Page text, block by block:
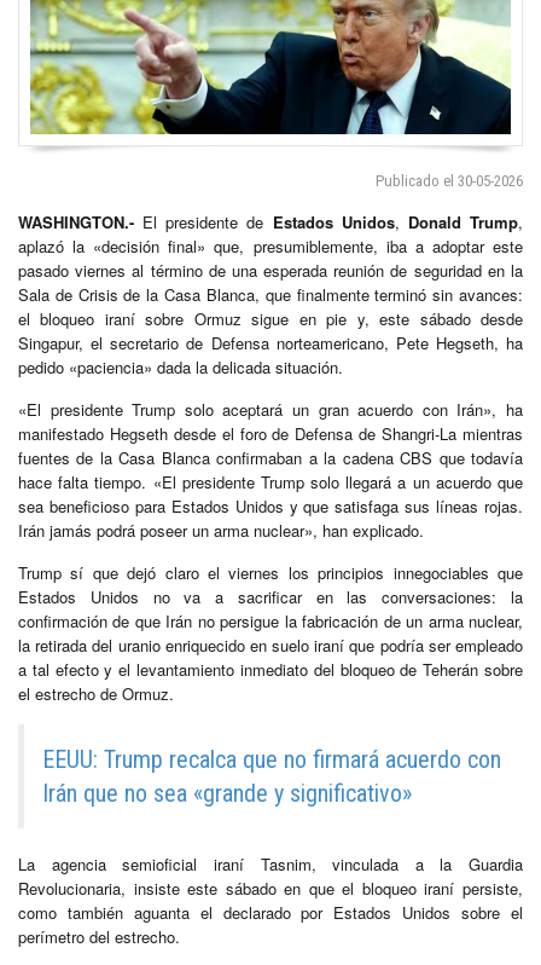
Publicado el 30-05-2026
WASHINGTON.- El presidente de Estados Unidos, Donald Trump,
aplazó la «decisión final» que, presumiblemente, iba a adoptar este
pasado viernes al término de una esperada reunión de seguridad en la
Sala de Crisis de la Casa Blanca, que finalmente terminó sin avances:
el bloqueo iraní sobre Ormuz sigue en pie y, este sábado desde
Singapur, el secretario de Defensa norteamericano, Pete Hegseth, ha
pedido «paciencia» dada la delicada situación.
«El presidente Trump solo aceptará un gran acuerdo con Irán», ha
manifestado Hegseth desde el foro de Defensa de Shangri-La mientras
fuentes de la Casa Blanca confirmaban a la cadena CBS que todavía
hace falta tiempo. «El presidente Trump solo llegará a un acuerdo que
sea beneficioso para Estados Unidos y que satisfaga sus líneas rojas.
Irán jamás podrá poseer un arma nuclear», han explicado.
Trump sí que dejó claro el viernes los principios innegociables que
Estados Unidos no va a sacrificar en las conversaciones: la
confirmación de que Irán no persigue la fabricación de un arma nuclear,
la retirada del uranio enriquecido en suelo iraní que podría ser empleado
a tal efecto y el levantamiento inmediato del bloqueo de Teherán sobre
el estrecho de Ormuz.
EEUU: Trump recalca que no firmará acuerdo con
Irán que no sea «grande y significativo»
La agencia semioficial iraní Tasnim, vinculada a la Guardia
Revolucionaria, insiste este sábado en que el bloqueo iraní persiste,
como también aguanta el declarado por Estados Unidos sobre el
perímetro del estrecho.